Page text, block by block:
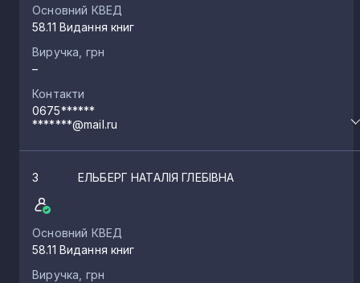
Основний КВЕД
58.11 Видання книг
Виручка, грн
–
Контакти
0675******
*******@mail.ru
3 ЕЛЬБЕРГ НАТАЛІЯ ГЛЕБІВНА
Основний КВЕД
58.11 Видання книг
Виручка, грн